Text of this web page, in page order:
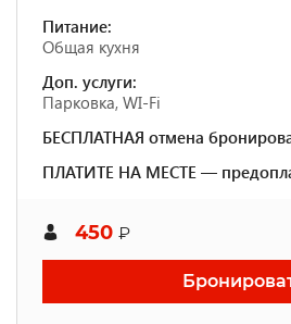
Питание:
Общая кухня
Доп. услуги:
Парковка, WI-Fi
БЕСПЛАТНАЯ отмена
ПЛАТИТЕ НА МЕСТЕ —
450 ₽